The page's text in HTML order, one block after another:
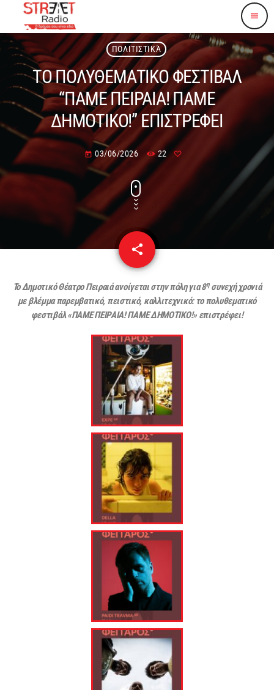
menu
ΠΟΛΙΤΙΣΤΙΚΆ
ΤΟ ΠΟΛΥΘΕΜΑΤΙΚΟ ΦΕΣΤΙΒΑΛ
“ΠΑΜΕ ΠΕΙΡΑΙΑ! ΠΑΜΕ
ΔΗΜΟΤΙΚΟ!” ΕΠΙΣΤΡΕΦΕΙ
today 03/06/2026 22
share
email
Το Δημοτικό Θέατρο Πειραιά ανοίγεται στην πόλη για 8ησυνεχή χρονιά
με βλέμμα παρεμβατικό, πειστικό, καλλιτεχνικό: το πολυθεματικό
φεστιβάλ «ΠΑΜΕ ΠΕΙΡΑΙΑ! ΠΑΜΕ ΔΗΜΟΤΙΚΟ!» επιστρέφει!